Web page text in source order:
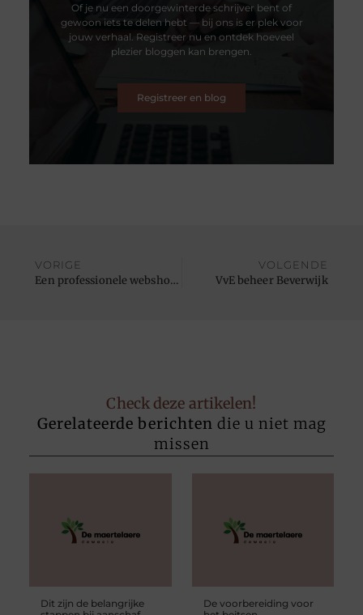
Of je nu een doorgewinterde schrijver bent of
gewoon iets te delen hebt — bij ons is er plek voor
jouw verhaal. Registreer nu en ontdek hoeveel
plezier bloggen kan brengen.
Registreer en blog
VORIGE
Een professionele webshop heeft de juiste verpakkingen
VOLGENDE
VvE beheer Beverwijk
Check deze artikelen!
Gerelateerde berichten die u niet mag
missen
Dit zijn de belangrijke
De voorbereiding voor